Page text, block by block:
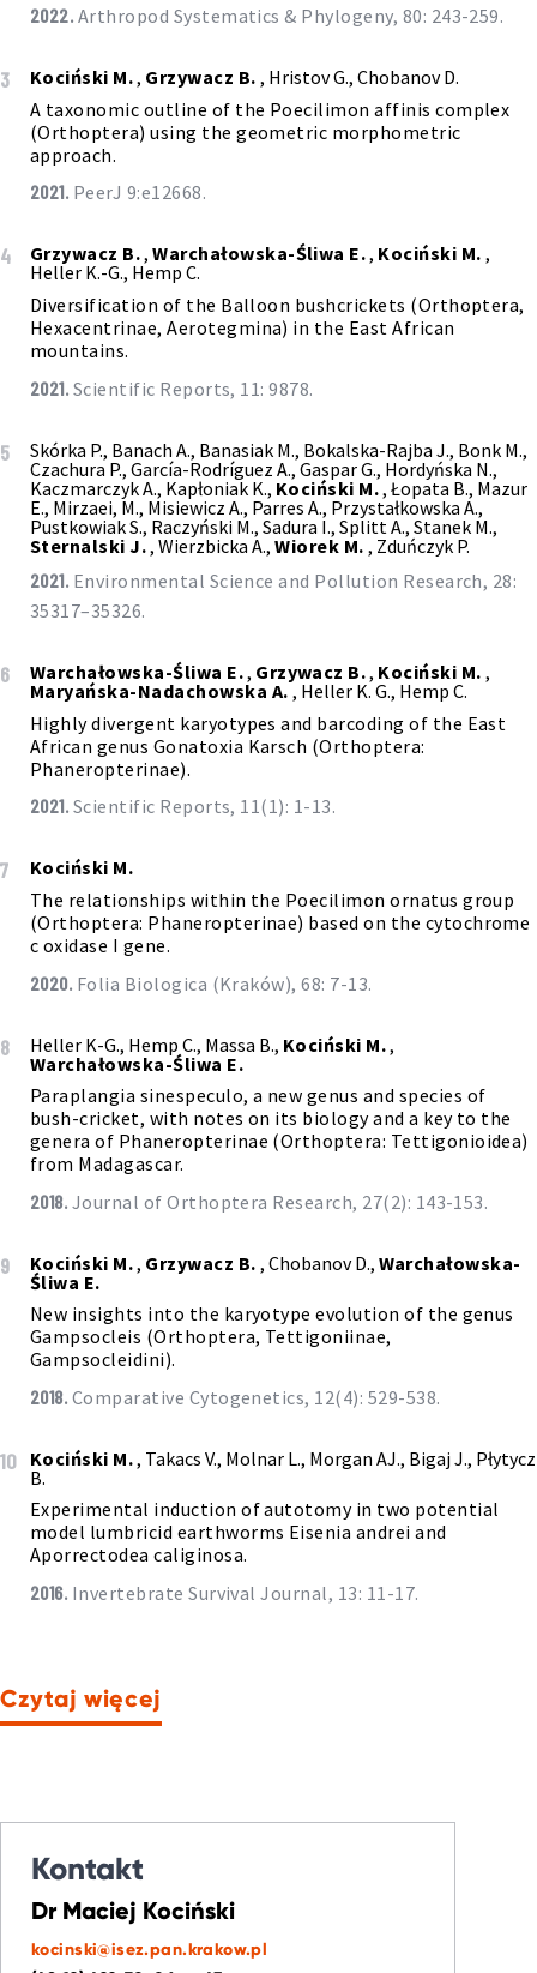
2022. Arthropod Systematics & Phylogeny, 80: 243-259.
3 Kociński M., Grzywacz B. , Hristov G., Chobanov D.
A taxonomic outline of the Poecilimon affinis complex
(Orthoptera) using the geometric morphometric
approach.
2021. PeerJ 9:e12668.
4 Grzywacz B.,Warchałowska-Śliwa E., Kociński M. ,
Heller K.-G., Hemp C.
Diversification of the Balloon bushcrickets (Orthoptera,
Hexacentrinae, Aerotegmina) in the East African
mountains.
2021. Scientific Reports, 11: 9878.
5
Skórka P., Banach A., Banasiak M., Bokalska-Rajba J., Bonk M.,
Czachura P., García-Rodríguez A., Gaspar G., Hordyńska N.,
Kaczmarczyk A., Kapłoniak K., Kociński M., Łopata B., Mazur
E., Mirzaei, M., Misiewicz A., Parres A., Przystałkowska A.,
Pustkowiak S., Raczyński M., Sadura I., Splitt A., Stanek M.,
Sternalski J., Wierzbicka A.,Wiorek M. , Zduńczyk P.
2021.
35317–35326.
6 Warchałowska-Śliwa E., Grzywacz B., Kociński M. ,
Maryańska-Nadachowska A. , Heller K. G., Hemp C.
Highly divergent karyotypes and barcoding of the East
African genus Gonatoxia Karsch (Orthoptera:
Phaneropterinae).
2021. Scientific Reports, 11(1): 1-13.
7
Kociński M.
The relationships within the Poecilimon ornatus group
(Orthoptera: Phaneropterinae) based on the cytochrome
c oxidase I gene.
2020. Folia Biologica (Kraków), 68: 7-13.
8 Heller K-G., Hemp C., Massa B., Kociński M.,
Warchałowska-Śliwa E.
Paraplangia sinespeculo, a new genus and species of
bush-cricket, with notes on its biology and a key to the
genera of Phaneropterinae (Orthoptera: Tettigonioidea)
from Madagascar.
2018. Journal of Orthoptera Research, 27(2): 143-153.
9 Kociński M., Grzywacz B. , Chobanov D., Warchałowska-
Śliwa E.
New insights into the karyotype evolution of the genus
Gampsocleis (Orthoptera, Tettigoniinae,
Gampsocleidini).
2018. Comparative Cytogenetics, 12(4): 529-538.
10 Kociński M., Takacs V., Molnar L., Morgan AJ., Bigaj J., Płytycz
B.
Experimental induction of autotomy in two potential
model lumbricid earthworms Eisenia andrei and
Aporrectodea caliginosa.
2016. Invertebrate Survival Journal, 13: 11-17.
Czytaj więcej
Kontakt
Dr Maciej Kociński
kocinski@isez.pan.krakow.pl